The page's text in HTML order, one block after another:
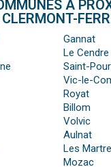
À
Gannat
Le Cendre
Saint-
Vic-le-
Royat
Billom
Volvic
Aulnat
Les
Mozac